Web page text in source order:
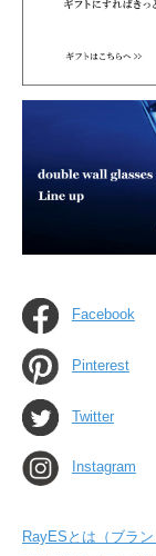
Facebook
Pinterest
Twitter
Instagram
RayESとは（ブラン